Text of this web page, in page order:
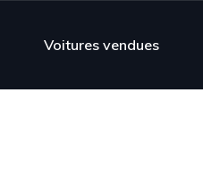
Voitures vendues